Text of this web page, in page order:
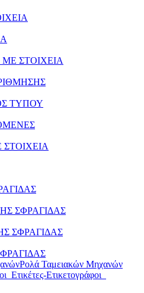
ΣΤΟΙΧΕΙΑ
ΤΥΠΟΥ
ΣΦΡΑΓΙΔΑΣ
ΣΦΡΑΓΙΔΑΣ
Ρολά Ταμειακών Μηχανών
Ετικέτες-Ετικετογράφοι